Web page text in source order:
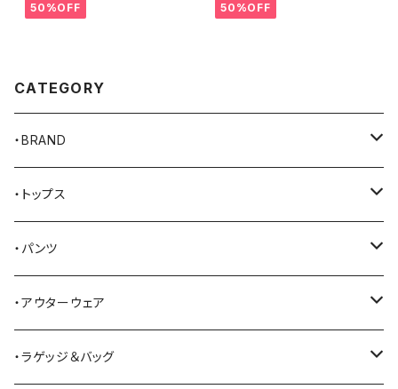
50%OFF 50%OFF
CATEGORY
・BRAND
AKER
Alden
ALFONSO'S OF HOLLYWOOD LEATHER
All American Khakis
・トップス
Tシャツ
シャツ
ベスト
・パンツ
ジーンズ
ワークパンツ
・アウターウェア
コート
・ラゲッジ＆バッグ